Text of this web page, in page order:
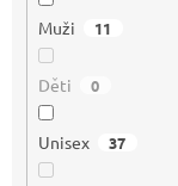
Muži 11
Děti 0
Unisex 37